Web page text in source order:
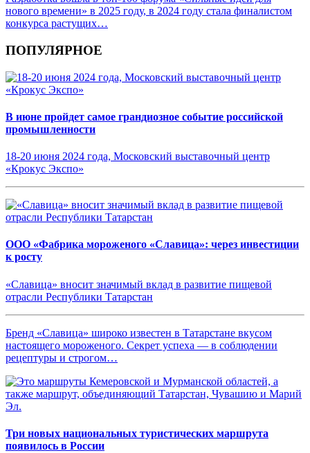
нового времени» в 2025 году, в 2024 году стала финалистом
конкурса растущих…
ПОПУЛЯРНОЕ
В июне пройдет самое грандиозное событие российской
промышленности
18-20 июня 2024 года, Московский выставочный центр
«Крокус Экспо»
ООО «Фабрика мороженого «Славица»: через инвестиции
к росту
«Славица» вносит значимый вклад в развитие пищевой
отрасли Республики Татарстан
Бренд «Славица» широко известен в Татарстане вкусом
настоящего мороженого. Секрет успеха — в соблюдении
рецептуры и строгом…
Три новых национальных туристических маршрута
появилось в России